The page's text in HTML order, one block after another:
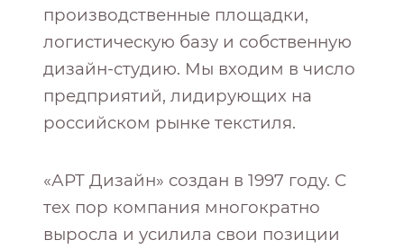
производственные площадки,
логистическую базу и собственную
дизайн-студию. Мы входим в число
предприятий, лидирующих на
российском рынке текстиля.
«АРТ Дизайн» создан в 1997 году. С
тех пор компания многократно
выросла и усилила свои позиции